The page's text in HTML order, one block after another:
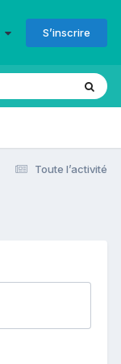
S’inscrire
Toute l’activité